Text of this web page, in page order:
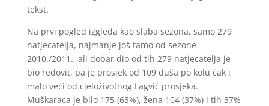
tekst.
Na prvi pogled izgleda kao slaba sezona, samo 279
natjecatelja, najmanje još tamo od sezone
2010./2011., ali dobar dio od tih 279 natjecatelja je
bio redovit, pa je prosjek od 109 duša po kolu čak i
malo veći od cjeloživotnog Lagvić prosjeka.
Muškaraca je bilo 175 (63%), žena 104 (37%) i tih 37%